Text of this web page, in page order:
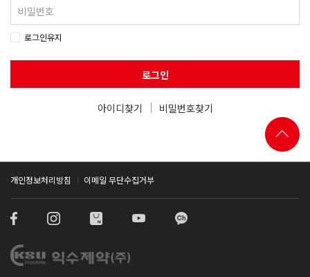
로그인유지
로그인
아이디찾기 비밀번호찾기
개인정보처리방침 이메일 무단수집거부